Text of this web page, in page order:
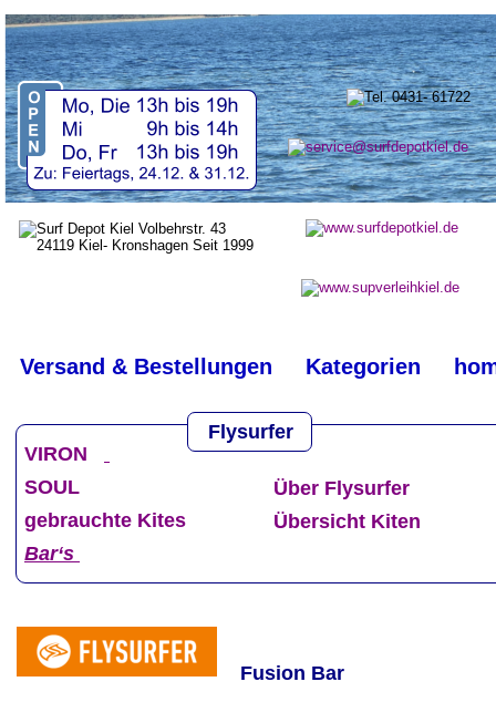
Fusion Bar
VIRON
SOUL
gebrauchte Kites
Bar‘s
Über Flysurfer
Übersicht Kiten
Flysurfer
#
Versand & Bestellungen Kategorien